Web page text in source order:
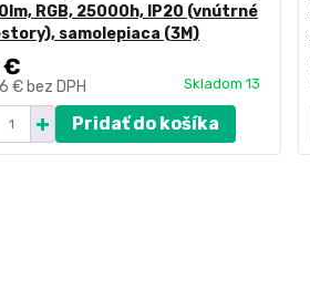
RGB, 25000h, IP20 (vnútrné
samolepiaca (3M)
€
€ bez DPH Skladom 13
Pridať do košíka